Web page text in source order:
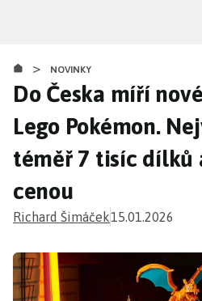
obsahu
> NOVINKY
Do Česka míří
Lego Pokémon.
téměř 7 tisíc dílků
cenou
Richard Šimáček15.01.2026